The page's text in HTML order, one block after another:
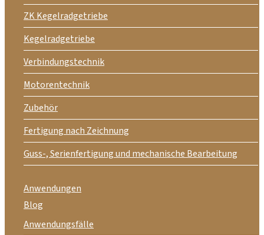
ZK Kegelradgetriebe
Kegelradgetriebe
Verbindungstechnik
Motorentechnik
Zubehör
Fertigung nach Zeichnung
Guss-, Serienfertigung und mechanische Bearbeitung
Anwendungen
Blog
Anwendungsfälle